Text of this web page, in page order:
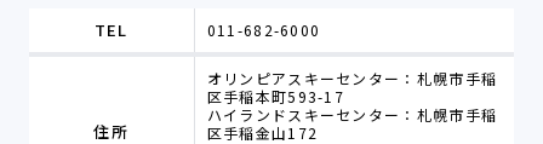
TEL 011-682-6000
住所
オリンピアスキーセンター：札幌市手稲
区手稲本町593-17
ハイランドスキーセンター：札幌市手稲
区手稲金山172